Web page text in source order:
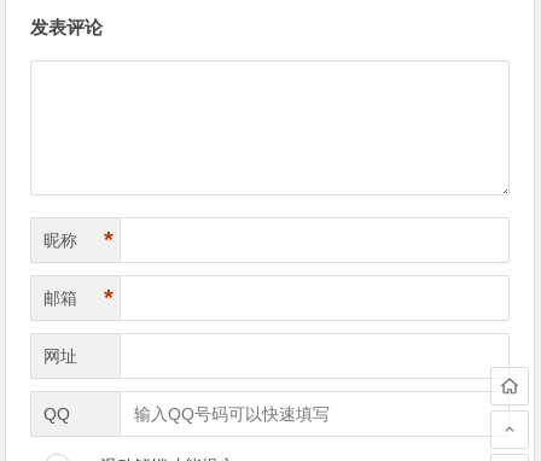
发表评论
昵称 *
邮箱 *
网址
QQ